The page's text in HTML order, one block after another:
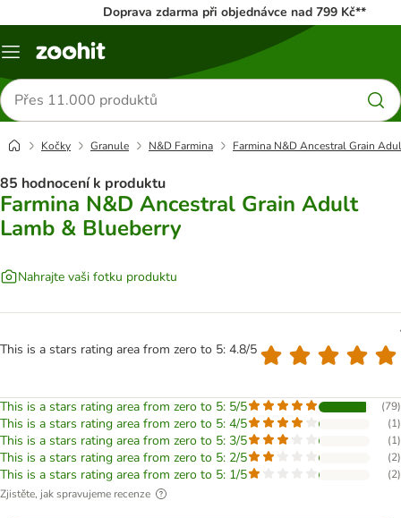
Doprava zdarma při objednávce nad 799 Kč**
Menu
Hledat
produkty
Kočky Granule N&D Farmina Farmina N&D Ancestral Grain
85 hodnocení k produktu
Farmina N&D Ancestral Grain Adult
Lamb & Blueberry
Nahrajte vaši fotku produktu
This is a stars rating area from zero to 5: 4.8/5
This is a stars rating area from zero to 5: 5/5 (79)
This is a stars rating area from zero to 5: 4/5 (1)
This is a stars rating area from zero to 5: 3/5 (1)
This is a stars rating area from zero to 5: 2/5 (2)
This is a stars rating area from zero to 5: 1/5 (2)
Zjistěte, jak spravujeme recenze